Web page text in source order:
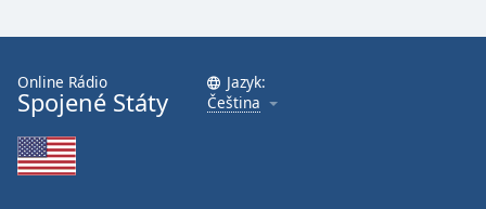
Online Rádio
Spojené Státy
Jazyk:
Čeština